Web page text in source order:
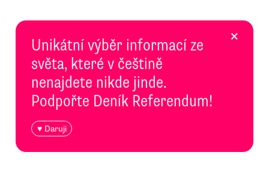
Unikátní výběr informací ze
světa, které v češtině
nenajdete nikde jinde.
Podpořte Deník Referendum!
♥ Daruji
×